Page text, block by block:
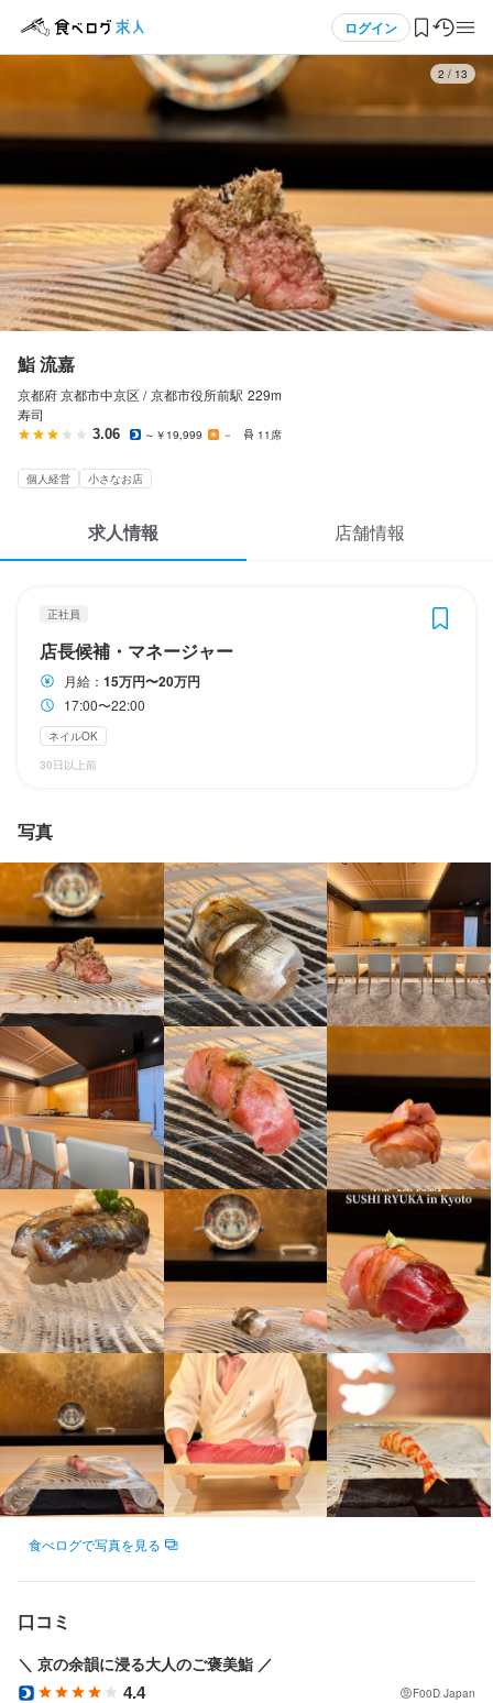
ログイン
ログイン・無料会員登録
食べログ求人TOP
求人検索
マイページ管理
気になる求人
検索履歴・保存した条件
ヘルプ・お問い合わせフォーム
掲載をご検討の店舗様へ
食べログ求人PRESS
利用規約
3 / 13
鮨 流嘉
京都府 京都市中京区 / 京都市役所前駅 229m
寿司
3.06 ～￥19,999 － 11席
個人経営 小さなお店
求人情報 店舗情報
正社員
店長候補・マネージャー
月給： 15万円〜20万円
17:00〜22:00
ネイルOK
30日以上前
写真
食べログで写真を見る
口コミ
＼ 京の余韻に浸る大人のご褒美鮨 ／
4.4 F00D Japan
店長候補・マネージャー
店長候補・マネージャー
月給150,000円〜200,000円
昇給あり 交通費支給 家族手当あり 給与手渡しOK 日払いOK 週払いOK
勤務時間
17:00〜22:00
終電考慮あり ダブルワーク・副業OK 残業月20時間以下
休日・休暇
・英語話せる方大歓迎！
・契約期間の定めなし
・社会保険完備（厚生年金、雇用保険、健康保険、労災保険）
・受動喫煙防止措置：屋内原則禁煙（喫煙専用室あり）
ピアスOK
特徴
女性活躍中 駅チカ(徒歩5分以内)
個人経営(2店舗以内)
小さなお店(20席未満)
スタッフの平均年齢20代 面接1回
仕事内容
仕事内容
令和という新時代に相応しい教育体制で未経験からスタートでき
ます！
多様性を大切に、スタッフ一人一人が100％のパフォーマンスを発
揮しやすいお店づくりに尽力いたします。
＜主な内容＞
・仕込み
・盛り付け
・調理補佐
・焼き場
・洗い場などの
キッチン業務をお願いします。
魅せるカウンターと仕込みの厨房が分かれているので、まずは仕
込みに集中することもできる環境です！
＜経験・年齢・性別は問いません＞
業界未経験、経験の浅い方は簡単な作業から慣れ、少しずつ仕事
代の方もご応募OK！
海外のお客様もいらっしゃるので外国語のスキルアップや経験を
いかせます！
応募画面へ進む